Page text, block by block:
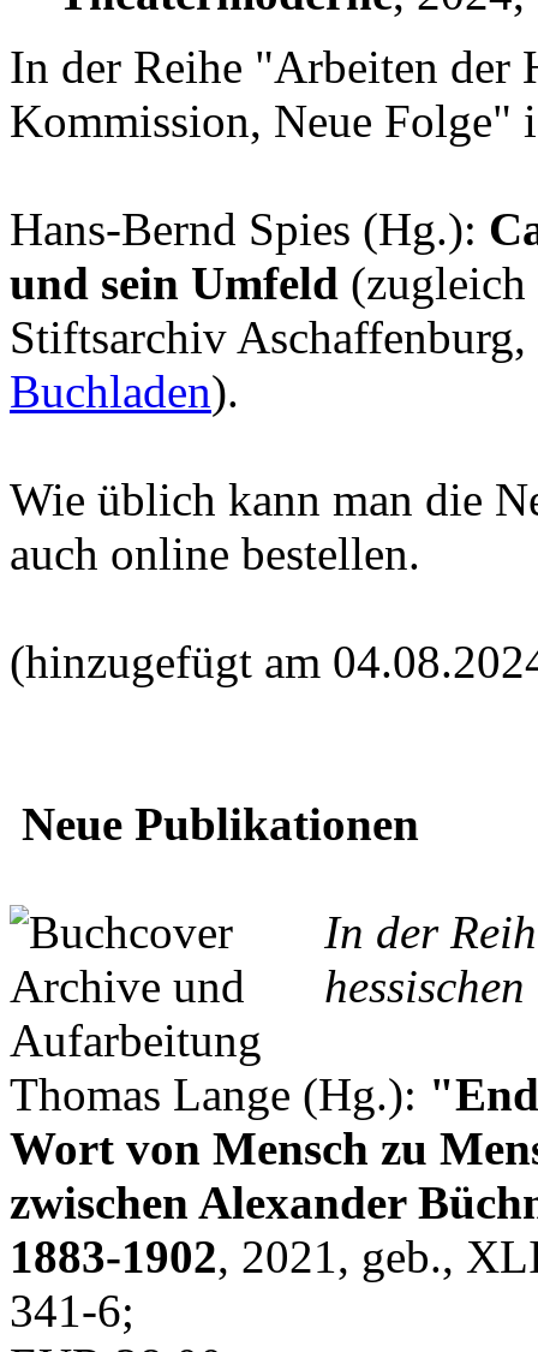
In der Reihe "Arbeiten der
Kommission, Neue Folge"
Hans-Bernd Spies (Hg.):
und sein Umfeld
Stiftsarchiv
Buchladen).
Wie üblich kann man die
auch online bestellen.
(hinzugefügt am
Neue Publikationen
In der
Thomas Lange (Hg.):
Wort von Mensch zu
zwischen Alexander
1883-1902, 2021, geb.,
341-6;